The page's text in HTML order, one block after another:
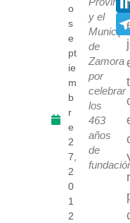
o
s
e
pt
ie
m
b
r
e
2
7,
2
0
1
2
y el
de
Zamora
por
celebrar
los
463
años
de